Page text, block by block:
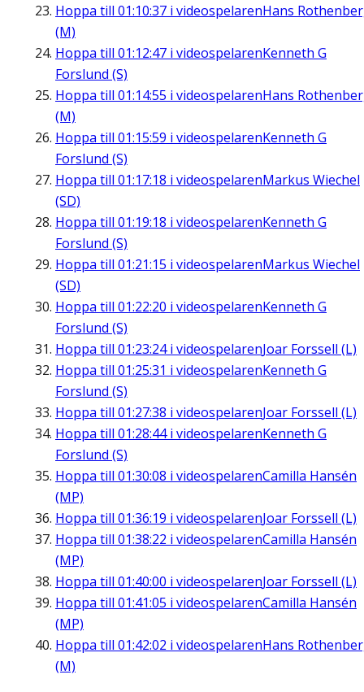
Hoppa till 01:10:37 i videospelarenHans
(M)
Hoppa till 01:12:47 i videospelarenKenneth G
Forslund (S)
Hoppa till 01:14:55 i videospelarenHans
(M)
Hoppa till 01:15:59 i videospelarenKenneth G
Forslund (S)
Hoppa till 01:17:18 i videospelarenMarkus Wiechel
(SD)
Hoppa till 01:19:18 i videospelarenKenneth G
Forslund (S)
Hoppa till 01:21:15 i videospelarenMarkus Wiechel
(SD)
Hoppa till 01:22:20 i videospelarenKenneth G
Forslund (S)
Hoppa till 01:23:24i videospelarenJoar Forssell (L)
Hoppa till 01:25:31 i videospelarenKenneth G
Forslund (S)
Hoppa till 01:27:38 i videospelarenJoar Forssell (L)
Hoppa till 01:28:44i videospelarenKenneth G
Forslund (S)
Hoppa till 01:30:08 i videospelarenCamilla Hansén
(MP)
Hoppa till 01:36:19 i videospelarenJoar Forssell (L)
Hoppa till 01:38:22 i videospelarenCamilla Hansén
(MP)
Hoppa till 01:40:00 i videospelarenJoar Forssell (L)
Hoppa till 01:41:05 i videospelarenCamilla Hansén
(MP)
Hoppa till 01:42:02 i videospelarenHans
(M)